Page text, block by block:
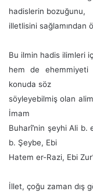
hadislerin bozuğunu,
illetlisini sağlamından
Bu ilmin hadis ilimleri
hem de ehemmiyeti
konuda söz
söyleyebilmiş olan
İmam
Buharî’nin şeyhi Ali
b. Şeybe, Ebi
Hatem er-Razi, Ebi
İllet, çoğu zaman dış